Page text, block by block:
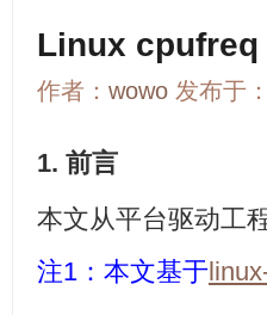
Linux
作者： wowo 发布于
1. 前言
本文从平台驱动工
注1：本文基于